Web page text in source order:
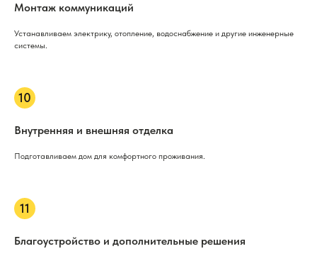
Монтаж коммуникаций
Устанавливаем электрику, отопление, водоснабжение и другие инженерные
системы.
Внутренняя и внешняя отделка
Подготавливаем дом для комфортного проживания.
Благоустройство и дополнительные решения